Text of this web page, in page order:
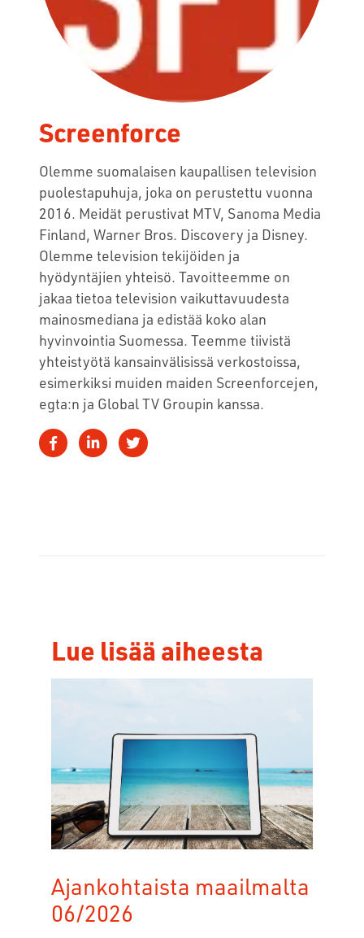
Screenforce
Olemme suomalaisen kaupallisen television
puolestapuhuja, joka on perustettu vuonna
2016. Meidät perustivat MTV, Sanoma Media
Finland, Warner Bros. Discovery ja Disney.
Olemme television tekijöiden ja
hyödyntäjien yhteisö. Tavoitteemme on
jakaa tietoa television vaikuttavuudesta
mainosmediana ja edistää koko alan
hyvinvointia Suomessa. Teemme tiivistä
yhteistyötä kansainvälisissä verkostoissa,
esimerkiksi muiden maiden Screenforcejen,
egta:n ja Global TV Groupin kanssa.
Lue lisää aiheesta
Ajankohtaista maailmalta
06/2026